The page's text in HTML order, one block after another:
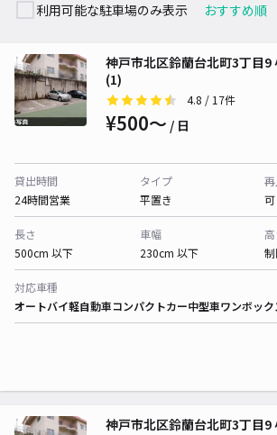
利用可能な駐車場のみ表示
神戸市北区鈴蘭台北町3丁目9
(1)
4.8 / 17件
¥500〜 / 日
貸出時間
24時間営業
タイプ
平置き
可
長さ
500cm 以下
車幅
230cm 以下
対応車種
オートバイ軽自動車コンパクトカー中型車ワンボック
神戸市北区鈴蘭台北町3丁目9